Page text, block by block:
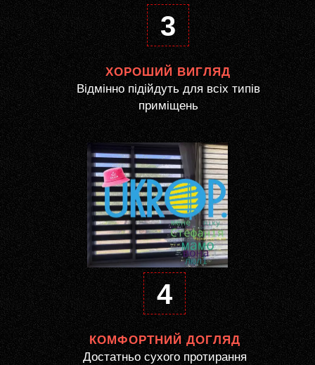
3
ХОРОШИЙ ВИГЛЯД
Відмінно підійдуть для всіх типів
приміщень
4
КОМФОРТНИЙ ДОГЛЯД
Достатньо сухого протирання